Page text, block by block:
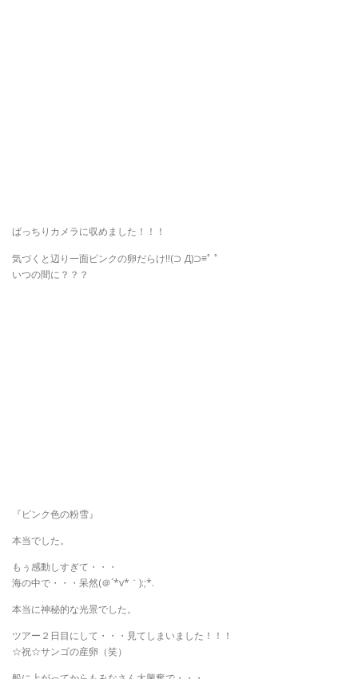
ばっちりカメラに収めました！！！
気づくと辺り一面ピンクの卵だらけ!!(⊃ Д)⊃≡ﾟ ﾟ
いつの間に？？？
『ピンク色の粉雪』
本当でした。
もぅ感動しすぎて・・・
海の中で・・・呆然(＠´*v*｀):;*.
本当に神秘的な光景でした。
ツアー２日目にして・・・見てしまいました！！！
☆祝☆サンゴの産卵（笑）